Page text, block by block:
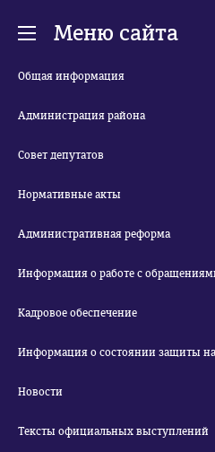
Меню сайта
Общая информация
Администрация района
Совет депутатов
Нормативные акты
Административная реформа
Информация о работе с
Кадровое обеспечение
Информация о состоянии защиты
Новости
Тексты официальных выступлений